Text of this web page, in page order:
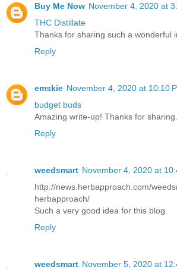
Buy Me Now November 4, 2020 at
THC Distillate
Thanks for sharing such a wonderful
Reply
emskie November 4, 2020 at 10:10
budget buds
Amazing write-up! Thanks for sharing.
Reply
weedsmart November 4, 2020 at
http://news.herbapproach.com/
herbapproach/
Such a very good idea for this blog.
Reply
weedsmart November 5, 2020 at